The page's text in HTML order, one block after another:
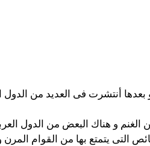
أنتشرت فى العديد من الدول
و هناك البعض من الدول
التى يتمتع بها من القوام المرن